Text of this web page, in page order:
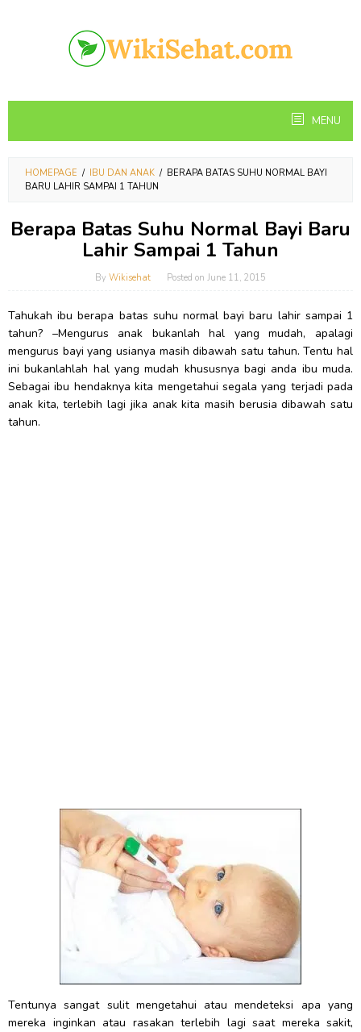
MENU
HOMEPAGE / IBU DAN ANAK / BERAPA BATAS SUHU NORMAL BAYI
BARU LAHIR SAMPAI 1 TAHUN
Berapa Batas Suhu Normal Bayi Baru
Lahir Sampai 1 Tahun
By Wikisehat Posted on June 11, 2015
Tahukah ibu berapa batas suhu normal bayi baru lahir sampai 1
tahun? –Mengurus anak bukanlah hal yang mudah, apalagi
mengurus bayi yang usianya masih dibawah satu tahun. Tentu hal
ini bukanlahlah hal yang mudah khususnya bagi anda ibu muda.
Sebagai ibu hendaknya kita mengetahui segala yang terjadi pada
anak kita, terlebih lagi jika anak kita masih berusia dibawah satu
tahun.
Tentunya sangat sulit mengetahui atau mendeteksi apa yang
mereka inginkan atau rasakan terlebih lagi saat mereka sakit,